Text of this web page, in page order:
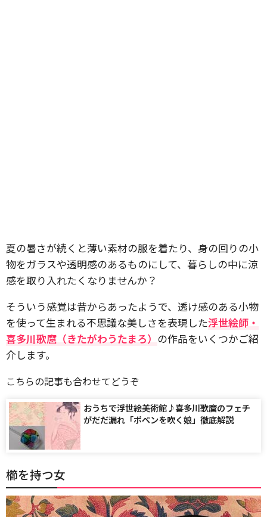
夏の暑さが続くと薄い素材の服を着たり、身の回りの小
物をガラスや透明感のあるものにして、暮らしの中に涼
感を取り入れたくなりませんか？
そういう感覚は昔からあったようで、透け感のある小物
を使って生まれる不思議な美しさを表現した浮世絵師・
喜多川歌麿（きたがわうたまろ） の作品をいくつかご紹
介します。
こちらの記事も合わせてどうぞ
おうちで浮世絵美術館♪喜多川歌麿のフェチ
がだだ漏れ「ポペンを吹く娘」徹底解説
櫛を持つ女